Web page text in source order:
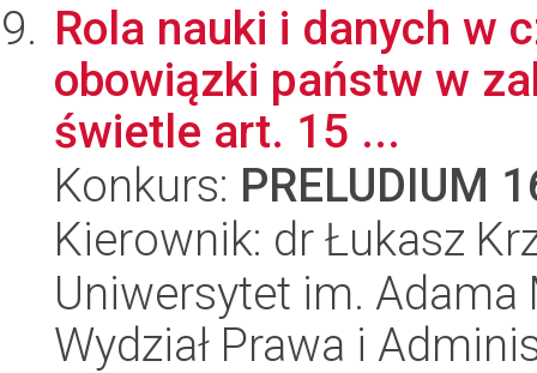
Rola nauki i danych w
obowiązki państw w
świetle art. 15 ...
Konkurs: PRELUDIUM
Kierownik: dr Łukasz
Uniwersytet im.
Wydział Prawa i